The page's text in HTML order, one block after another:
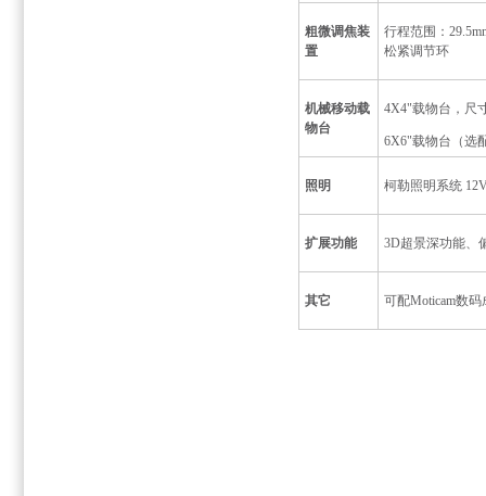
粗微调焦装
置
行程范围：
松紧调节环
机械移动载
物台
4X4"载物台，尺
6X6"载物台（选
照明 柯勒照明系统
扩展功能 3D超景深功能、
其它 可配Moticam数码